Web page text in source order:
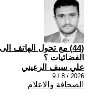
(44) مع تحول الهاتف
الفضائيات ؟
علي سيف الرعيني
2026 / 8 / 9
الصحافة والاعلام